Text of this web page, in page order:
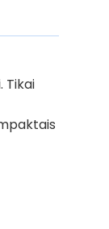
Tikai